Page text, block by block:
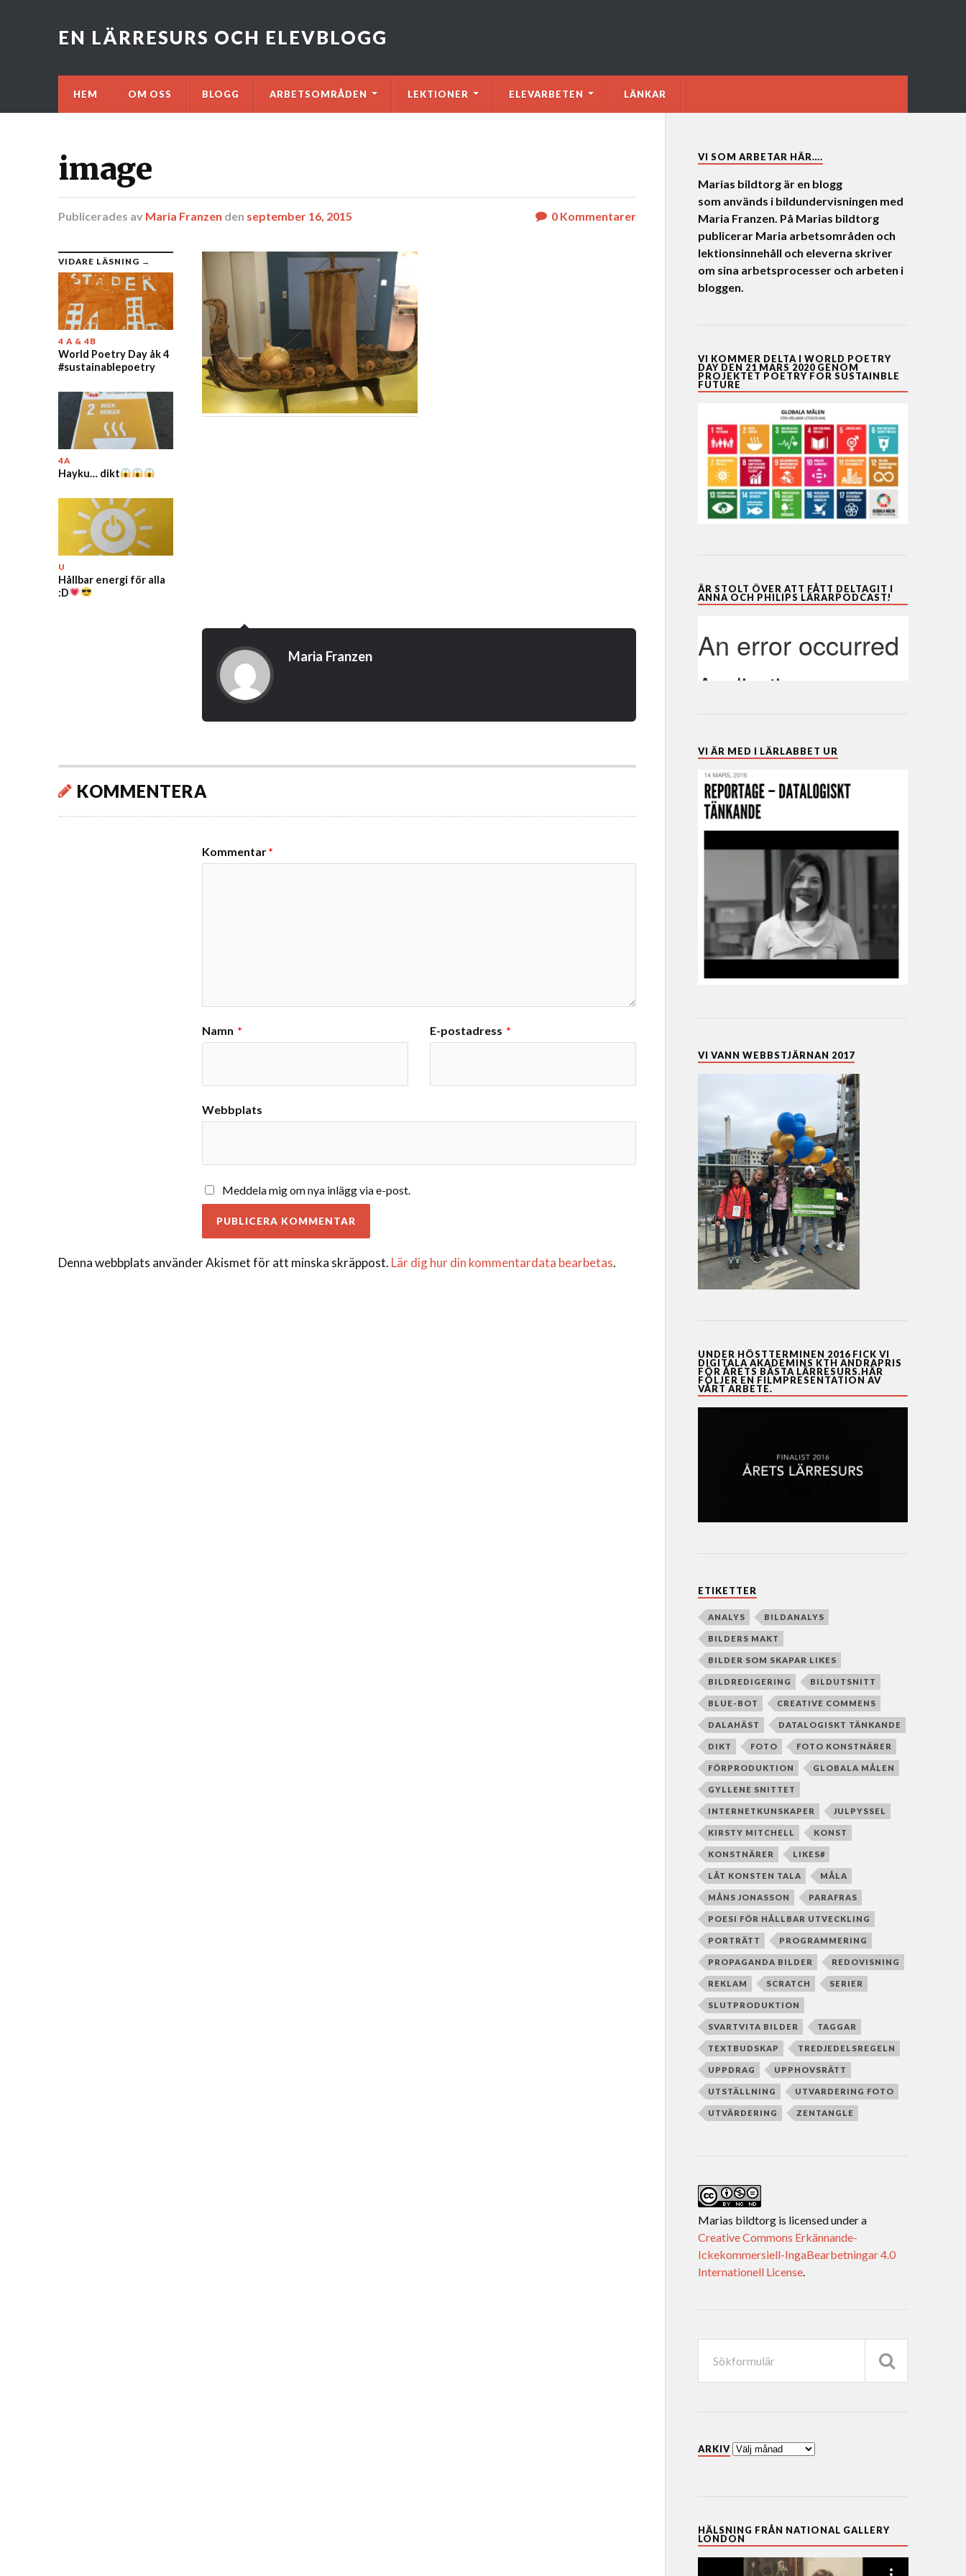
EN LÄRRESURS OCH ELEVBLOGG
HEM OM OSS BLOGG ARBETSOMRÅDEN LEKTIONER ELEVARBETEN LÄNKAR
image
Publicerades av Maria Franzen den september 16, 2015 0Kommentarer
VIDARE LÄSNING →
4 A & 4B
World Poetry Day åk 4
#sustainablepoetry
4A
Hayku… dikt
U
Hållbar energi för alla
:D
Maria Franzen
KOMMENTERA
Kommentar*
Namn * E-postadress *
Webbplats
Meddela mig om nya inlägg via e-post.
Denna webbplats använder Akismet för att minska skräppost. Lär dig hur din kommentardata bearbetas.
VI SOM ARBETAR HÄR….
Marias bildtorg är en blogg
som används i bildundervisningen med
Maria Franzen. På Marias bildtorg
publicerar Maria arbetsområden och
lektionsinnehåll och eleverna skriver
om sina arbetsprocesser och arbeten i
bloggen.
VI KOMMER DELTA I WORLD POETRY
DAY DEN 21 MARS 2020 GENOM
PROJEKTET POETRY FOR SUSTAINBLE
FUTURE
ÄR STOLT ÖVER ATT FÅTT DELTAGIT I
ANNA OCH PHILIPS LÄRARPODCAST!
VI ÄR MED I LÄRLABBET UR
VI VANN WEBBSTJÄRNAN 2017
UNDER HÖSTTERMINEN 2016 FICK VI
DIGITALA AKADEMINS KTH ANDRAPRIS
FÖR ÅRETS BÄSTA LÄRRESURS.HÄR
FÖLJER EN FILMPRESENTATION AV
VÅRT ARBETE.
ETIKETTER
ANALYS BILDANALYS
BILDERS MAKT
BILDER SOM SKAPAR LIKES
BILDREDIGERING BILDUTSNITT
BLUE-BOT CREATIVE COMMENS
DALAHÄST DATALOGISKT TÄNKANDE
DIKT FOTO FOTO KONSTNÄRER
FÖRPRODUKTION GLOBALA MÅLEN
GYLLENE SNITTET
INTERNETKUNSKAPER JULPYSSEL
KIRSTY MITCHELL KONST
KONSTNÄRER LIKES#
LÅT KONSTEN TALA MÅLA
MÅNS JONASSON PARAFRAS
POESI FÖR HÅLLBAR UTVECKLING
PORTRÄTT PROGRAMMERING
PROPAGANDA BILDER REDOVISNING
REKLAM SCRATCH SERIER
SLUTPRODUKTION
SVARTVITA BILDER TAGGAR
TEXTBUDSKAP TREDJEDELSREGELN
UPPDRAG UPPHOVSRÄTT
UTSTÄLLNING UTVARDERING FOTO
UTVÄRDERING ZENTANGLE
Marias bildtorgis licensed under a
Creative Commons Erkännande-
Ickekommersiell-IngaBearbetningar 4.0
Internationell License.
ARKIV
HÄLSNING FRÅN NATIONAL GALLERY
LONDON
Videospelare